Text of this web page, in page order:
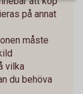
på annat
måste
vilka
du behöva